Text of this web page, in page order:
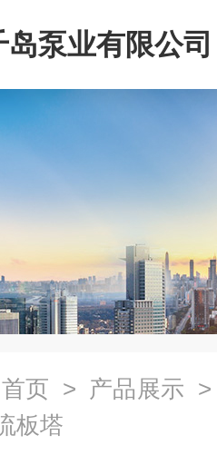
泵业有限公司
首页 > 产品展示
板塔